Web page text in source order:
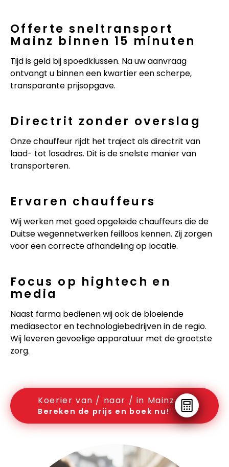
Offerte sneltransport
Mainz binnen 15 minuten
Tijd is geld bij spoedklussen. Na uw aanvraag
ontvangt u binnen een kwartier een scherpe,
transparante prijsopgave.
Directrit zonder overslag
Onze chauffeur rijdt het traject als directrit van
laad- tot losadres. Dit is de snelste manier van
transporteren.
Ervaren chauffeurs
Wij werken met goed opgeleide chauffeurs die de
Duitse wegennetwerken feilloos kennen. Zij zorgen
voor een correcte afhandeling op locatie.
Focus op hightech en
media
Naast farma bedienen wij ook de bloeiende
mediasector en technologiebedrijven in de regio.
Wij leveren gevoelige apparatuur met de grootste
zorg.
Koerier van / naar / in Mainz
Bereken de prijs en boek nu!